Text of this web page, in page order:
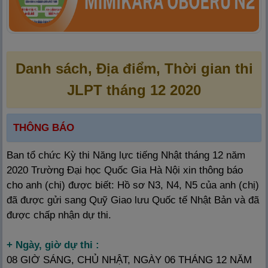
Danh sách, Địa điểm, Thời gian thi
JLPT tháng 12 2020
THÔNG BÁO
Ban tổ chức Kỳ thi Năng lực tiếng Nhật tháng 12 năm
2020 Trường Đại học Quốc Gia Hà Nội xin thông báo
cho anh (chị) được biết: Hồ sơ N3, N4, N5 của anh (chị)
đã được gửi sang Quỹ Giao lưu Quốc tế Nhật Bản và đã
được chấp nhận dự thi.
+ Ngày, giờ dự thi :
08 GIỜ SÁNG, CHỦ NHẬT, NGÀY 06 THÁNG 12 NĂM